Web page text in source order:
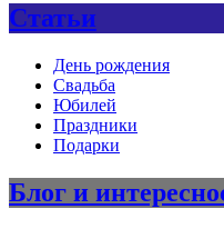
Статьи
День рождения
Свадьба
Юбилей
Праздники
Подарки
Блог и